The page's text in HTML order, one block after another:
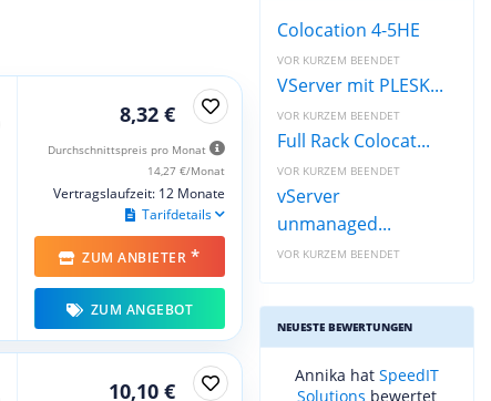
8,32 €
Durchschnittspreis pro Monat
14,27 €/Monat
Vertragslaufzeit: 12 Monate
Tarifdetails
ZUM ANBIETER *
ZUM ANGEBOT
10,10 €
Colocation 4-5HE
VOR KURZEM BEENDET
VServer mit PLESK...
VOR KURZEM BEENDET
Full Rack Colocat...
VOR KURZEM BEENDET
vServer
unmanaged...
VOR KURZEM BEENDET
NEUESTE BEWERTUNGEN
Annika hat SpeedIT
Solutions bewertet